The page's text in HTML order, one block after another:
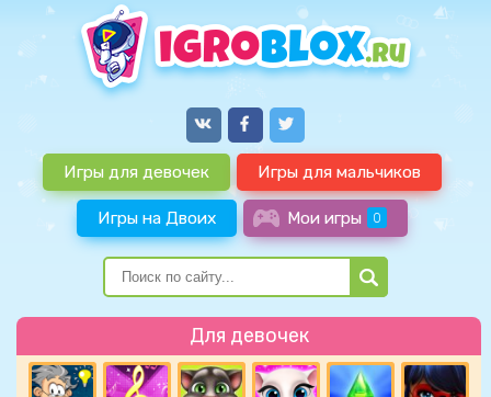
Игры для девочек Игры для мальчиков
Игры на Двоих Мои игры 0
Для девочек